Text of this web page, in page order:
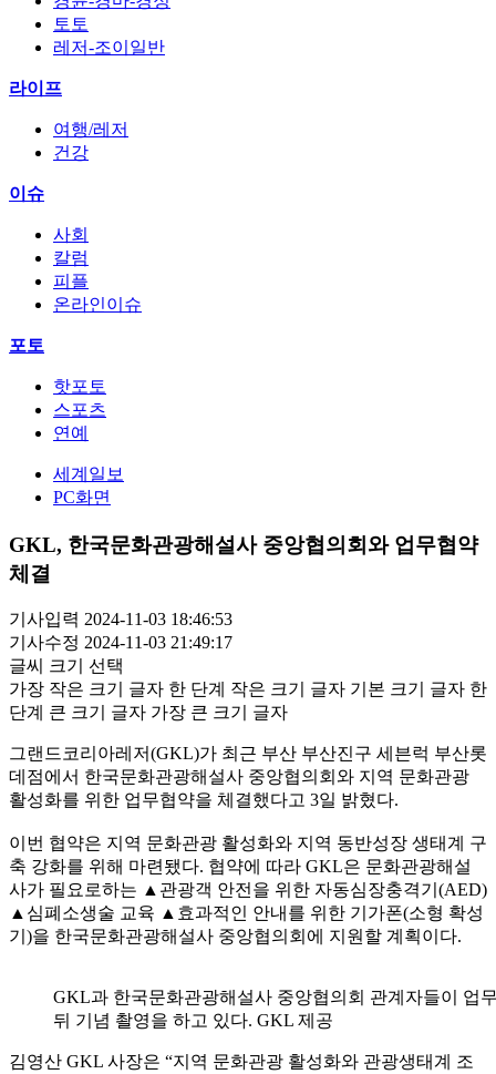
토토
레저-조이일반
라이프
여행/레저
건강
이슈
사회
칼럼
피플
온라인이슈
포토
핫포토
스포츠
연예
세계일보
PC화면
GKL, 한국문화관광해설사 중앙협의회와 업무협약
체결
기사입력 2024-11-03 18:46:53
기사수정 2024-11-03 21:49:17
글씨 크기 선택
가장 작은 크기 글자 한 단계 작은 크기 글자 기본 크기 글자 한
단계 큰 크기 글자 가장 큰 크기 글자
그랜드코리아레저(GKL)가 최근 부산 부산진구 세븐럭 부산롯
데점에서 한국문화관광해설사 중앙협의회와 지역 문화관광
활성화를 위한 업무협약을 체결했다고 3일 밝혔다.
이번 협약은 지역 문화관광 활성화와 지역 동반성장 생태계 구
축 강화를 위해 마련됐다. 협약에 따라 GKL은 문화관광해설
사가 필요로하는 ▲관광객 안전을 위한 자동심장충격기(AED)
▲심폐소생술 교육 ▲효과적인 안내를 위한 기가폰(소형 확성
기)을 한국문화관광해설사 중앙협의회에 지원할 계획이다.
GKL과 한국문화관광해설사 중앙협의회 관계자들이 업
뒤 기념 촬영을 하고 있다. GKL 제공
김영산 GKL 사장은 “지역 문화관광 활성화와 관광생태계 조